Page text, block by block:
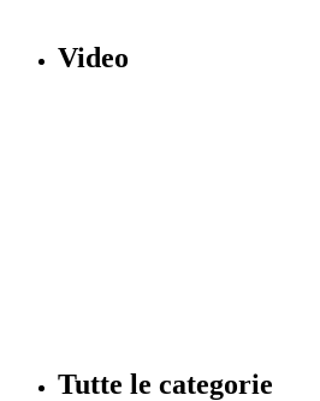
Video
Tutte le categorie